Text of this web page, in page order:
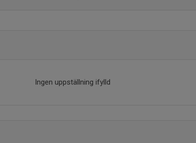
Ingen uppställning ifylld